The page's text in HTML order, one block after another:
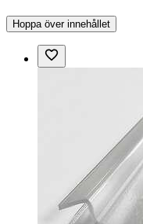
Hoppa över innehållet